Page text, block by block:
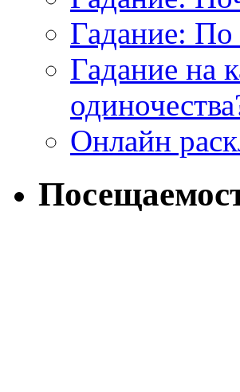
Гадание: По
Гадание на
Онлайн